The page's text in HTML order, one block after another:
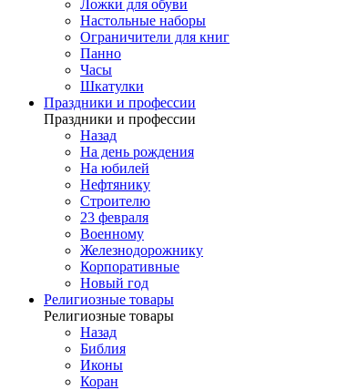
Ложки для обуви
Настольные наборы
Ограничители для книг
Панно
Часы
Шкатулки
Праздники и профессии
Праздники и профессии
Назад
На день рождения
На юбилей
Нефтянику
Строителю
23 февраля
Военному
Железнодорожнику
Корпоративные
Новый год
Религиозные товары
Религиозные товары
Назад
Библия
Иконы
Коран